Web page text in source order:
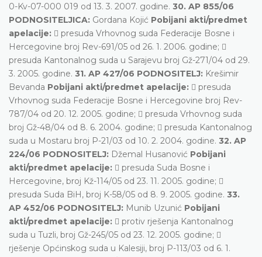
0-Kv-07-000 019 od 13. 3. 2007. godine. 30. AP 855/06
PODNOSITELJICA: Gordana Kojić Pobijani akti/predmet
apelacije:  presuda Vrhovnog suda Federacije Bosne i
Hercegovine broj Rev-691/05 od 26. 1. 2006. godine; 
presuda Kantonalnog suda u Sarajevu broj Gž-271/04 od 29.
3. 2005. godine. 31. AP 427/06 PODNOSITELJ: Krešimir
Bevanda Pobijani akti/predmet apelacije:  presuda
Vrhovnog suda Federacije Bosne i Hercegovine broj Rev-
787/04 od 20. 12. 2005. godine;  presuda Vrhovnog suda
broj Gž-48/04 od 8. 6. 2004. godine;  presuda Kantonalnog
suda u Mostaru broj P-21/03 od 10. 2. 2004. godine. 32. AP
224/06 PODNOSITELJ: Džemal Husanović Pobijani
akti/predmet apelacije:  presuda Suda Bosne i
Hercegovine, broj Kž-114/05 od 23. 11. 2005. godine; 
presuda Suda BiH, broj K-58/05 od 8. 9. 2005. godine. 33.
AP 452/06 PODNOSITELJ: Munib Uzunić Pobijani
akti/predmet apelacije:  protiv rješenja Kantonalnog
suda u Tuzli, broj Gž-245/05 od 23. 12. 2005. godine; 
rješenje Općinskog suda u Kalesiji, broj P-113/03 od 6. 1.